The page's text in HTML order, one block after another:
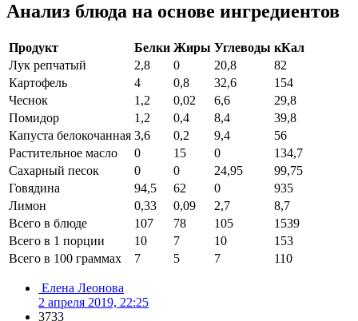
Анализ блюда на основе ингредиентов
Продукт Белки Жиры Углеводы кКал
Лук репчатый
2,8 0 20,8
82
Картофель
4 0,8 32,6
154
Чеснок
1,2 0,02 6,6
29,8
Помидор
1,2 0,4 8,4
39,8
Капуста белокочанная 3,6 0,2 9,4
56
Растительное масло
0 15 0
134,7
Сахарный песок
0 0 24,95
99,75
Говядина
94,5 62 0
935
Лимон
0,33 0,09 2,7
8,7
Всего в блюде
107 78 105
1539
Всего в 1 порции
10 7 10
153
Всего в 100 граммах
7 5 7 110
Елена Леонова
2 апреля 2019, 22:25
3733